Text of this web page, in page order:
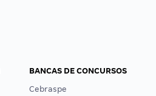
BANCAS DE CONCURSOS
Cebraspe